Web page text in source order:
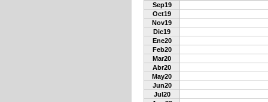
Sep19
Oct19
Nov19
Dic19
Ene20
Feb20
Mar20
Abr20
May20
Jun20
Jul20